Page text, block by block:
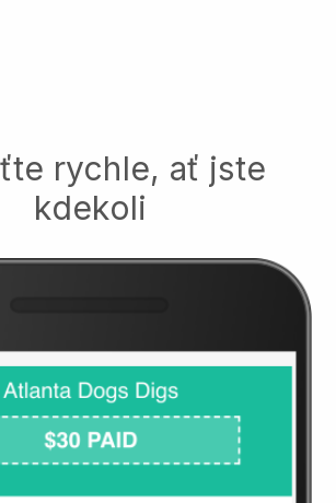
rychle, ať jste
kdekoli